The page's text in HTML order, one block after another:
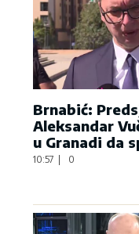
Brnabić:
Aleksandar
u Granadi da
10:57 0